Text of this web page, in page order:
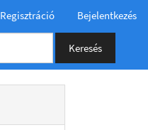
Regisztráció Bejelentkezés
Keresés